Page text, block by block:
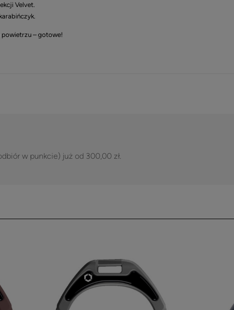
Velvet.
powietrzu – gotowe!
w punkcie) już od 300,00 zł.